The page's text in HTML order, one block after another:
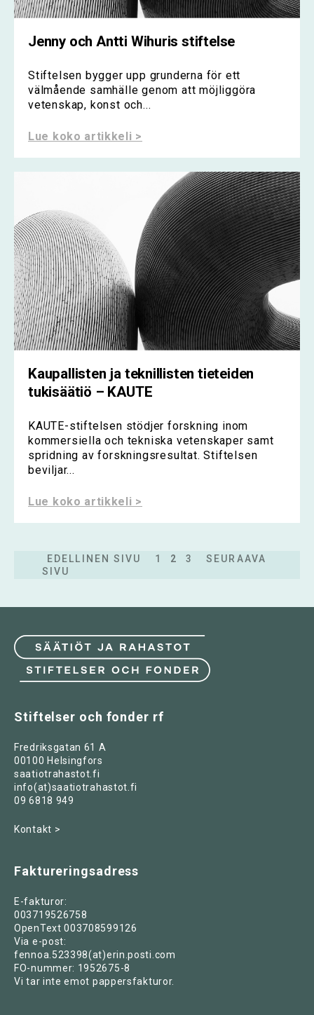
Jenny och Antti Wihuris stiftelse
Stiftelsen bygger upp grunderna för ett
välmående samhälle genom att möjliggöra
vetenskap, konst och...
Lue koko artikkeli >
Kaupallisten ja teknillisten tieteiden
tukisäätiö – KAUTE
KAUTE-stiftelsen stödjer forskning inom
kommersiella och tekniska vetenskaper samt
spridning av forskningsresultat. Stiftelsen
beviljar...
Lue koko artikkeli >
EDELLINEN SIVU 1 2 3
SEURAAVA
SIVU
Stiftelser och fonder rf
Fredriksgatan 61 A
00100 Helsingfors
saatiotrahastot.fi
info(at)saatiotrahastot.fi
09 6818 949
Kontakt >
Faktureringsadress
E-fakturor:
003719526758
OpenText 003708599126
Via e-post:
fennoa.523398(at)erin.posti.com
FO-nummer: 1952675-8
Vi tar inte emot pappersfakturor.